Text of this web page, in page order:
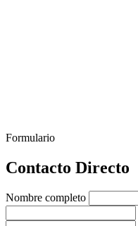
Formulario
Contacto Directo
Nombre completo